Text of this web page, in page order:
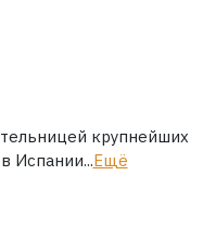
крупнейших
Испании...Ещё